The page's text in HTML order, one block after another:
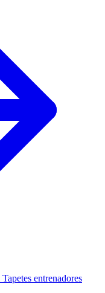
Tapetes entrenadores